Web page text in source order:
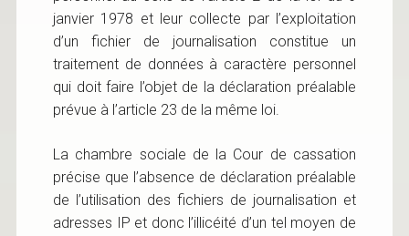
janvier 1978 et leur collecte par l’exploitation
d’un fichier de journalisation constitue un
traitement de données à caractère personnel
qui doit faire l’objet de la déclaration préalable
prévue à l’article 23 de la même loi.
La chambre sociale de la Cour de cassation
précise que l’absence de déclaration préalable
de l’utilisation des fichiers de journalisation et
adresses IP et donc l’illicéité d’un tel moyen de